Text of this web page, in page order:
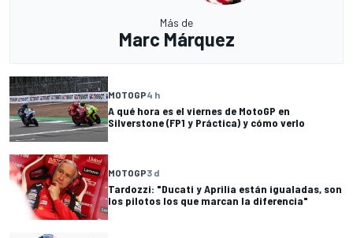
Más de
Marc Márquez
MOTOGP4 h
A qué hora es el viernes de MotoGP en
Silverstone (FP1 y Práctica) y cómo verlo
MOTOGP3 d
Tardozzi: "Ducati y Aprilia están igualadas, son
los pilotos los que marcan la diferencia"